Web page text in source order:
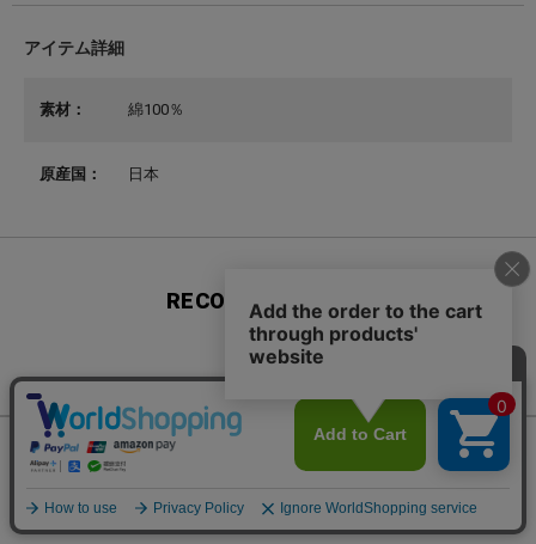
アイテム詳細
素材： 綿100％
原産国： 日本
RECOMMEND ITEM
この商品を見た人はこの商品も買っています